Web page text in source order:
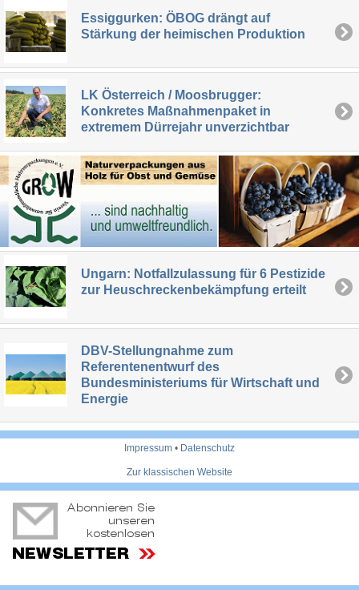
Essiggurken: ÖBOG drängt auf
Stärkung der heimischen Produktion
LK Österreich / Moosbrugger:
Konkretes Maßnahmenpaket in
extremem Dürrejahr unverzichtbar
Ungarn: Notfallzulassung für 6 Pestizide
zur Heuschreckenbekämpfung erteilt
DBV-Stellungnahme zum
Referentenentwurf des
Bundesministeriums für Wirtschaft und
Energie
Impressum • Datenschutz
Zur klassischen Website